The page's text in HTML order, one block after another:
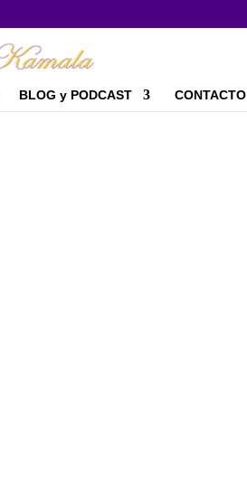
BLOG y PODCAST CONTACTO